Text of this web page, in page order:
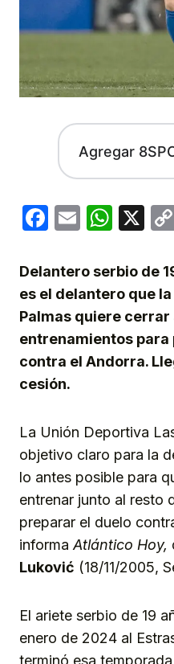
Agregar
Facebook
Email X
Delantero serbio de
es el delantero que
Palmas quiere
entrenamientos
contra el Andorra.
cesión.
La Unión Deportiva
objetivo claro para la
lo antes posible para
entrenar junto al resto
preparar el duelo
informaAtlántico Hoy,
Luković (18/11/2005,
El ariete serbio de 19
enero de 2024 al
terminó esa